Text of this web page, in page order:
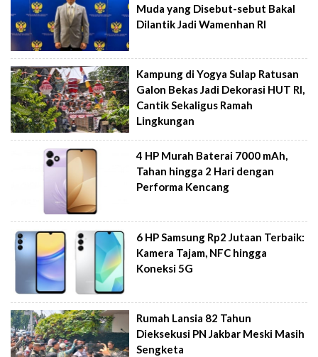
Muda yang Disebut-sebut Bakal
Dilantik Jadi Wamenhan RI
Kampung di Yogya Sulap Ratusan
Galon Bekas Jadi Dekorasi HUT RI,
Cantik Sekaligus Ramah
Lingkungan
4 HP Murah Baterai 7000 mAh,
Tahan hingga 2 Hari dengan
Performa Kencang
6 HP Samsung Rp2 Jutaan Terbaik:
Kamera Tajam, NFC hingga
Koneksi 5G
Rumah Lansia 82 Tahun
Dieksekusi PN Jakbar Meski Masih
Sengketa